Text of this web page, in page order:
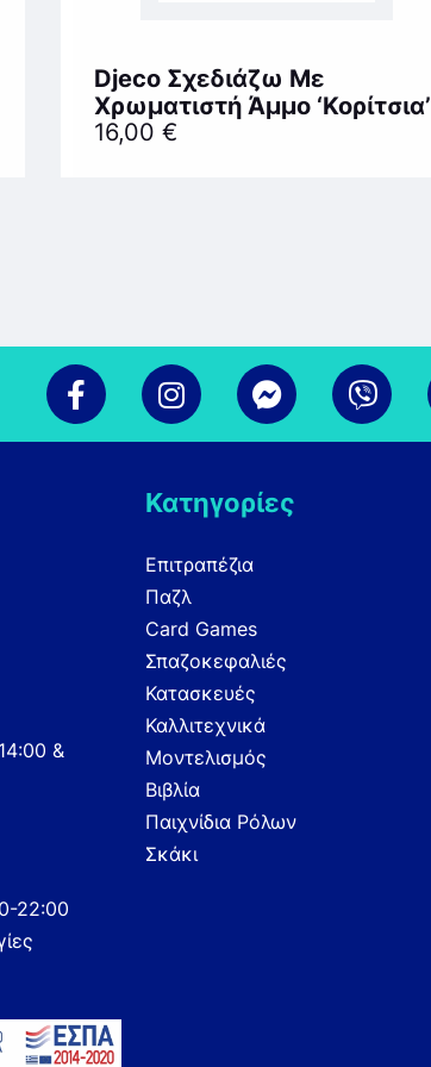
Djeco Σχεδιάζω Με
Χρωματιστή Άμμο ‘Κορίτσια’
16,00€
&
22:00
Κατηγορίες
Επιτραπέζια
Παζλ
Card Games
Σπαζοκεφαλιές
Κατασκευές
Καλλιτεχνικά
Μοντελισμός
Βιβλία
Παιχνίδια Ρόλων
Σκάκι